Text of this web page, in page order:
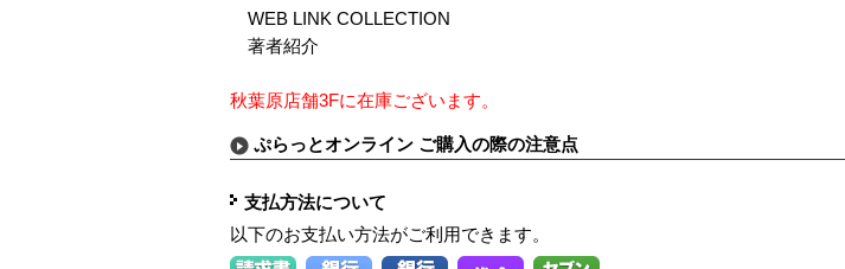
WEB LINK COLLECTION
著者紹介
秋葉原店舗3Fに在庫ございます。
ぷらっとオンライン ご購入の際の注意点
支払方法について
以下のお支払い方法がご利用できます。